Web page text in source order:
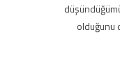
olduğunu